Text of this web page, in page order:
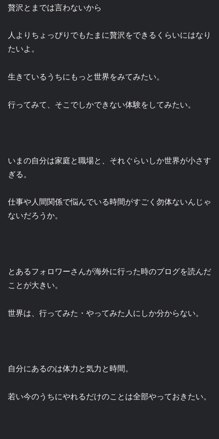
贅沢とまでは言わないから
人よりちょっぴりでもたまに贅沢をできるくらいにはなり
たいよ。
生きているうちにもっと世界をみてみたい。
行ってみて、そこでしかできない体験をしてみたい。
いまの自分は家庭と職場と、それぐらいしか世界が小さす
ぎる。
仕事や人間関係で悩んでいる時間がすごく勿体ないんじゃ
ないだろうか。
とあるフォロワーさんが海外に行った時のブログを読んだ
ことが大きい。
世界は、行ってみた・やってみた人にしか分からない。
自分にあるのは体力と気力と時間。
若い今のうちにやれるだけのことは全部やっておきたい。